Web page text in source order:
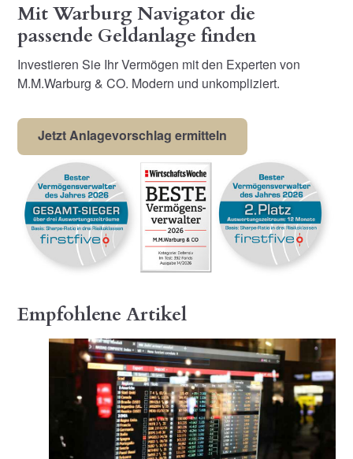
Mit Warburg Navigator die
passende Geldanlage finden
Investieren Sie Ihr Vermögen mit den Experten von
M.M.Warburg & CO. Modern und unkompliziert.
Jetzt Anlagevorschlag ermitteln
Empfohlene Artikel